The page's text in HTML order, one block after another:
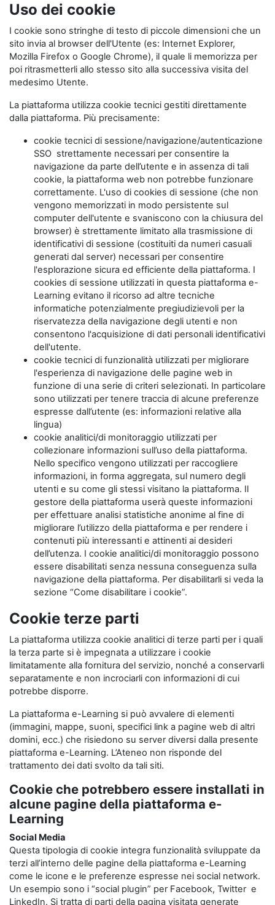
Uso dei cookie
I cookie sono stringhe di testo di piccole dimensioni che un
sito invia al browser dell'Utente (es: Internet Explorer,
Mozilla Firefox o Google Chrome), il quale li memorizza per
poi ritrasmetterli allo stesso sito alla successiva visita del
medesimo Utente.
La piattaforma utilizza cookie tecnici gestiti direttamente
dalla piattaforma. Più precisamente:
cookie tecnici di sessione/navigazione/autenticazione
SSO strettamente necessari per consentire la
navigazione da parte dell’utente e in assenza di tali
cookie, la piattaforma web non potrebbe funzionare
correttamente. L'uso di cookies di sessione (che non
vengono memorizzati in modo persistente sul
computer dell'utente e svaniscono con la chiusura del
browser) è strettamente limitato alla trasmissione di
identificativi di sessione (costituiti da numeri casuali
generati dal server) necessari per consentire
l'esplorazione sicura ed efficiente della piattaforma. I
cookies di sessione utilizzati in questa piattaforma e-
Learning evitano il ricorso ad altre tecniche
informatiche potenzialmente pregiudizievoli per la
riservatezza della navigazione degli utenti e non
consentono l'acquisizione di dati personali identificativi
dell'utente.
cookie tecnici di funzionalità utilizzati per migliorare
l'esperienza di navigazione delle pagine web in
funzione di una serie di criteri selezionati. In particolare
sono utilizzati per tenere traccia di alcune preferenze
espresse dall’utente (es: informazioni relative alla
lingua)
cookie analitici/di monitoraggio utilizzati per
collezionare informazioni sull’uso della piattaforma.
Nello specifico vengono utilizzati per raccogliere
informazioni, in forma aggregata, sul numero degli
utenti e su come gli stessi visitano la piattaforma. Il
gestore della piattaforma userà queste informazioni
per effettuare analisi statistiche anonime al fine di
migliorare l’utilizzo della piattaforma e per rendere i
contenuti più interessanti e attinenti ai desideri
dell’utenza. I cookie analitici/di monitoraggio possono
essere disabilitati senza nessuna conseguenza sulla
navigazione della piattaforma. Per disabilitarli si veda la
sezione “Come disabilitare i cookie”.
Cookie terze parti
La piattaforma utilizza cookie analitici di terze parti per i quali
la terza parte si è impegnata a utilizzare i cookie
limitatamente alla fornitura del servizio, nonché a conservarli
separatamente e non incrociarli con informazioni di cui
potrebbe disporre.
La piattaforma e-Learning si può avvalere di elementi
(immagini, mappe, suoni, specifici link a pagine web di altri
domini, ecc.) che risiedono su server diversi dalla presente
piattaforma e-Learning. L’Ateneo non risponde del
trattamento dei dati svolto da tali siti.
Cookie che potrebbero essere installati in
alcune pagine della piattaforma e-
Learning
Social Media
Questa tipologia di cookie integra funzionalità sviluppate da
terzi all’interno delle pagine della piattaforma e-Learning
come le icone e le preferenze espresse nei social network.
Un esempio sono i “social plugin” per Facebook, Twitter e
LinkedIn. Si tratta di parti della pagina visitata generate